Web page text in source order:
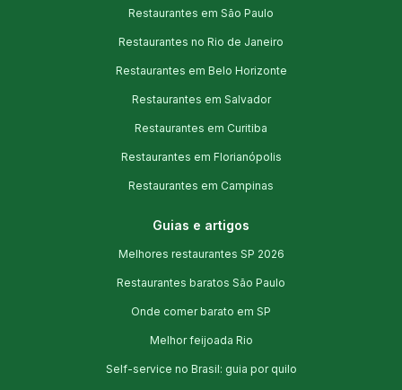
Restaurantes em São Paulo
Restaurantes no Rio de Janeiro
Restaurantes em Belo Horizonte
Restaurantes em Salvador
Restaurantes em Curitiba
Restaurantes em Florianópolis
Restaurantes em Campinas
Guias e artigos
Melhores restaurantes SP 2026
Restaurantes baratos São Paulo
Onde comer barato em SP
Melhor feijoada Rio
Self-service no Brasil: guia por quilo